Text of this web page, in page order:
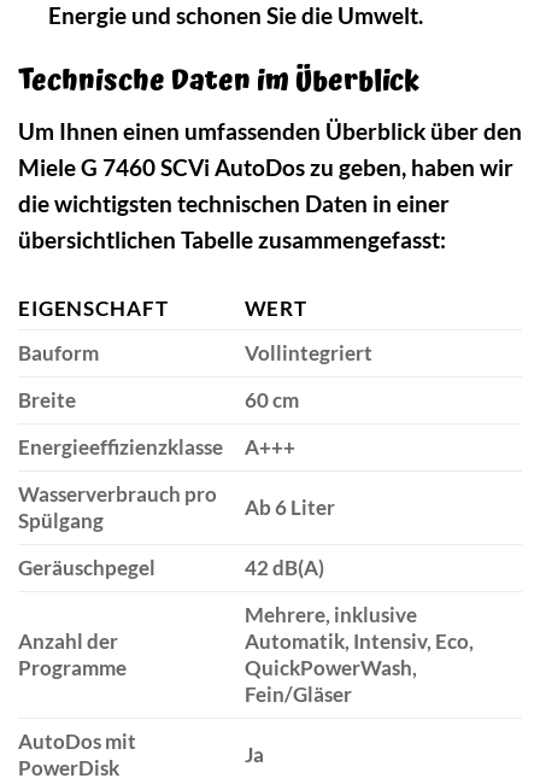
Energie und schonen Sie die Umwelt.
Technische Daten im Überblick
Um Ihnen einen umfassenden Überblick über den
Miele G 7460 SCVi AutoDos zu geben, haben wir
die wichtigsten technischen Daten in einer
übersichtlichen Tabelle zusammengefasst:
EIGENSCHAFT
WERT
Bauform
Vollintegriert
Breite
60 cm
Energieeffizienzklasse
A+++
Wasserverbrauch pro
Spülgang
Ab 6 Liter
Geräuschpegel 42 dB(A)
Anzahl der
Programme
Mehrere, inklusive
Automatik, Intensiv, Eco,
QuickPowerWash,
Fein/Gläser
AutoDos mit
PowerDisk
Ja